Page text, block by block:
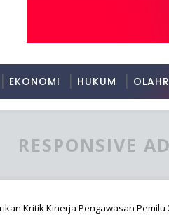
EKONOMI HUKUM
RESPONSIVE
Kritik Kinerja Pengawasan Pemilu